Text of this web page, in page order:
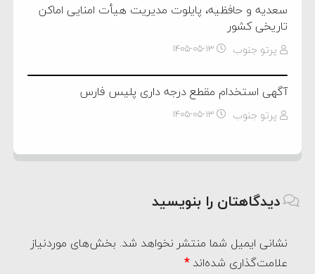
سعدیه و حافظیه، پایلوت مدیریت هیأت امنایی اماکن
تاریخی کشور
پرتو جنوب ۱۴۰۵-۰۵-۱۳
آگهی استخدام مقطع درجه داری پلیس فارس
پرتو جنوب ۱۴۰۵-۰۵-۱۳
دیدگاهتان را بنویسید
نشانی ایمیل شما منتشر نخواهد شد. بخش‌های موردنیاز
علامت‌گذاری شده‌اند*